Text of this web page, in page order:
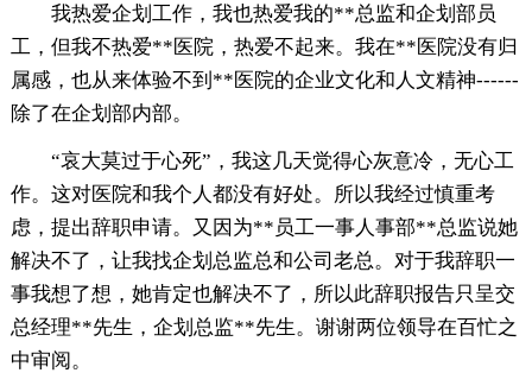
我热爱企划工作，我也热爱我的**总监和企划部员
工，但我不热爱**医院，热爱不起来。我在**医院没有归
属感，也从来体验不到**医院的企业文化和人文精神------
除了在企划部内部。
“哀大莫过于心死”，我这几天觉得心灰意冷，无心工
作。这对医院和我个人都没有好处。所以我经过慎重考
虑，提出辞职申请。又因为**员工一事人事部**总监说她
解决不了，让我找企划总监总和公司老总。对于我辞职一
事我想了想，她肯定也解决不了，所以此辞职报告只呈交
总经理**先生，企划总监**先生。谢谢两位领导在百忙之
中审阅。